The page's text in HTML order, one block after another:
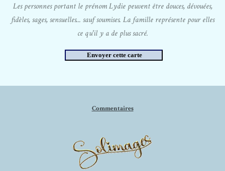
Les personnes portant le prénom Lydie peuvent être douces, dévouées,
fidèles, sages, sensuelles... sauf soumises. La famille représente pour elles
ce qu'il y a de plus sacré.
Commentaires